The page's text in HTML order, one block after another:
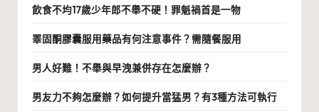
飲食不均17歲少年郎不舉不硬！罪魁禍首是一物
睪固酮膠囊服用藥品有何注意事件？需隨餐服用
男人好難！不舉與早洩兼併存在怎麼辦？
男友力不夠怎麼辦？如何提升當猛男？有3種方法可執行